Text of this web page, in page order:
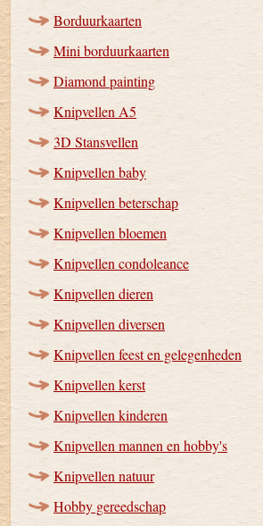
Borduurkaarten
Mini borduurkaarten
Diamond painting
Knipvellen A5
3D Stansvellen
Knipvellen baby
Knipvellen beterschap
Knipvellen bloemen
Knipvellen condoleance
Knipvellen dieren
Knipvellen diversen
Knipvellen feest en gelegenheden
Knipvellen kerst
Knipvellen kinderen
Knipvellen mannen en hobby's
Knipvellen natuur
Hobby gereedschap